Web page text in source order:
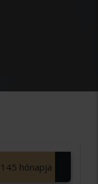
145 hónapja